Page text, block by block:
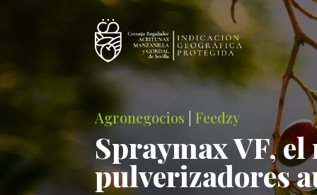
Agronegocios |Feedzy
Spraymax VF,
pulverizadores